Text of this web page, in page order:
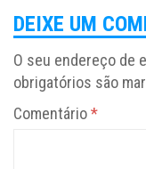
DEIXE UM
O seu endereço de
obrigatórios são
Comentário*